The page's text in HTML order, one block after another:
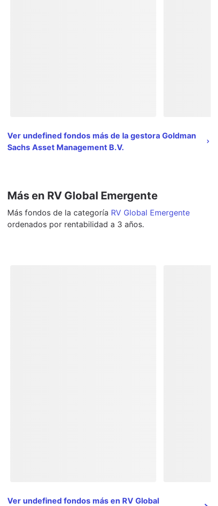
Ver undefined fondos más de la gestora Goldman
Sachs Asset Management B.V.
Más en RV Global Emergente
Más fondos de la categoría RV Global Emergente
ordenados por rentabilidad a 3 años.
Ver undefined fondos más en RV Global